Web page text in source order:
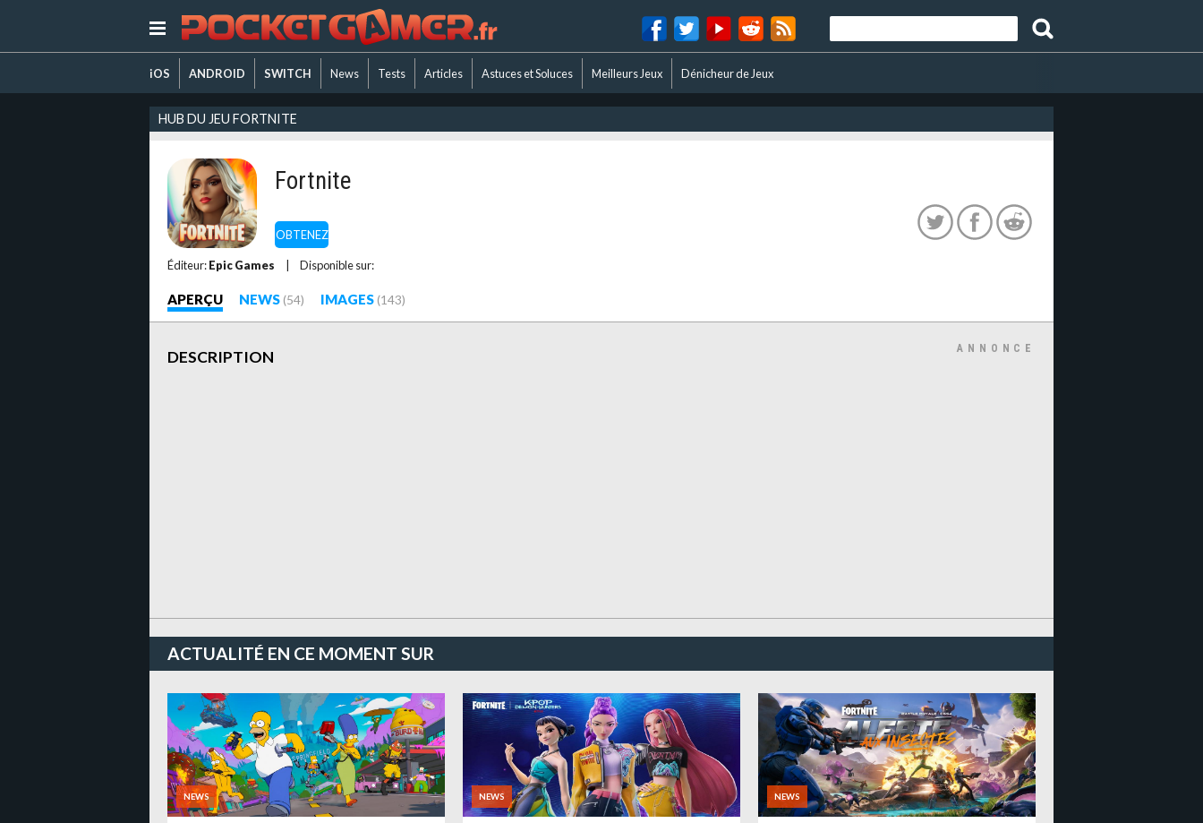
iOS ANDROID SWITCH News Tests Articles Astuces et Soluces Meilleurs Jeux Dénicheur de Jeux
HUB DU JEU FORTNITE
OBTENEZ
Fortnite
Éditeur:Epic Games Disponible sur:
APERÇU NEWS (54) IMAGES (143)
DESCRIPTION ANNONCE
ACTUALITÉ EN CE MOMENT SUR
NEWS NEWS NEWS